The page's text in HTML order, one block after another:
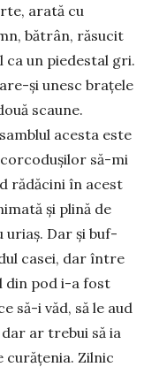
arată cu
bătrân, răsucit
un piedestal gri.
şi unesc braţele
scaune.
acesta este
să-mi
rădăcini în acest
şi pli­nă de
uriaş. Dar şi buf­
casei, dar între
din pod i-a fost
să-i văd, să le aud
ar trebui să ia
curăţenia. Zilnic